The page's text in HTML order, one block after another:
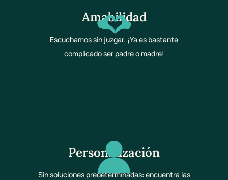
Amabilidad
Escuchamos sin juzgar. ¡Ya es bastante
complicado ser padre o madre!
Personalización
Sin soluciones predeterminadas: encuentra las